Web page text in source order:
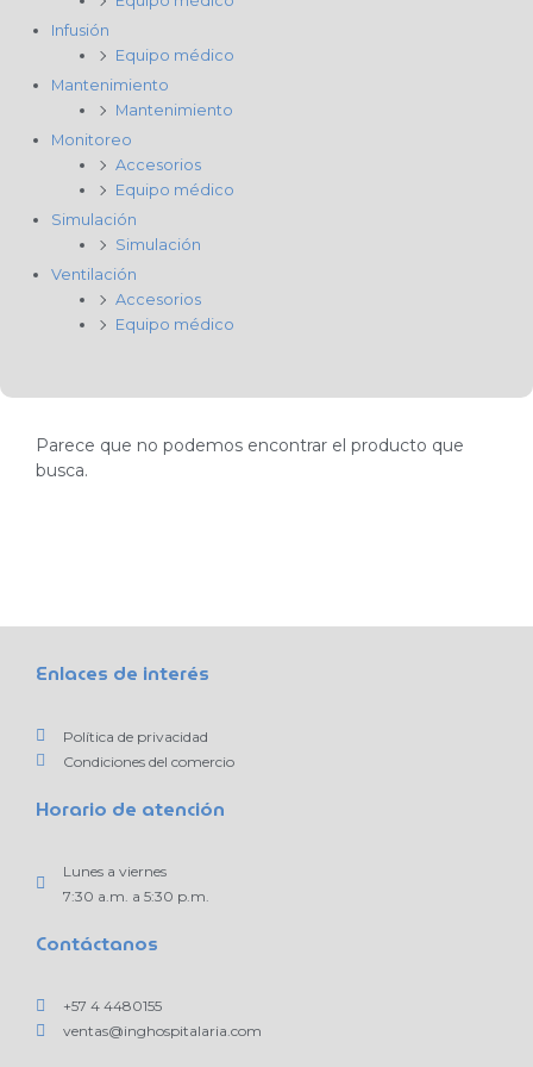
Infusión
Equipo médico
Mantenimiento
Mantenimiento
Monitoreo
Accesorios
Equipo médico
Simulación
Simulación
Ventilación
Accesorios
Equipo médico
Parece que no podemos encontrar el producto que
busca.
Enlaces de interés
Política de privacidad
Condiciones del comercio
Horario de atención
Lunes a viernes
7:30 a.m. a 5:30 p.m.
Contáctanos
+57 4 4480155
ventas@inghospitalaria.com